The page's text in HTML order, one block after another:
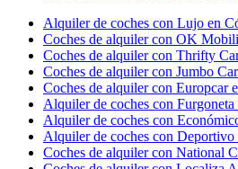
Alquiler de coches con Lujo en
Coches de alquiler con OK
Coches de alquiler con Thrifty
Coches de alquiler con Jumbo
Coches de alquiler con Europcar
Alquiler de coches con Furgoneta
Alquiler de coches con
Alquiler de coches con Deportivo
Coches de alquiler con National